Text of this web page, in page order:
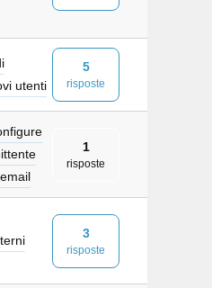
utenti
5
risposte
1
risposte
3
risposte